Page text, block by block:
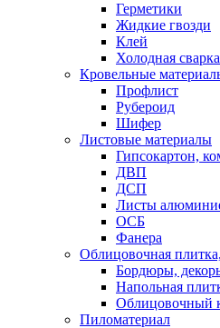
Герметики
Жидкие гвозди
Клей
Холодная сварка
Кровельные
Профлист
Рубероид
Шифер
Листовые материалы
Гипсокартон,
ДВП
ДСП
Листы
ОСБ
Фанера
Облицовочная
Бордюры,
Напольная
Облицовочный
Пиломатериал